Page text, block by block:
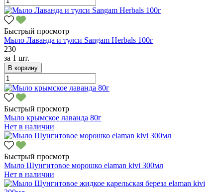
Быстрый просмотр
Мыло Лаванда и тулси Sangam Herbals 100г
230
за 1 шт.
В корзину
Быстрый просмотр
Мыло крымское лаванда 80г
Нет в наличии
Быстрый просмотр
Мыло Шунгитовое морошко elaman kivi 300мл
Нет в наличии